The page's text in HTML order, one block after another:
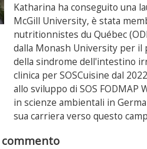
Katharina ha conseguito una
McGill University, è stata
nutritionnistes du Québec
dalla Monash University per
della sindrome dell'intestino
clinica per SOSCuisine dal
allo sviluppo di SOS FODMAP
in scienze ambientali in
sua carriera verso questo
commento